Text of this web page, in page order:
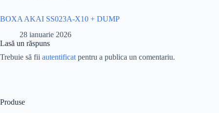
BOXA AKAI SS023A-X10 + DUMP
28 ianuarie 2026
Lasă un răspuns
Trebuie să fii autentificat pentru a publica un comentariu.
Produse